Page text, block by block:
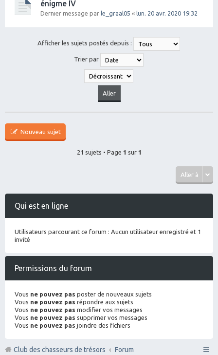
énigme IV
Dernier message par le_graal05 « lun. 20 avr. 2020 19:32
Afficher les sujets postés depuis :
Trier par
Nouveau sujet
21 sujets • Page 1 sur 1
Aller à
Qui est en ligne
Utilisateurs parcourant ce forum : Aucun utilisateur enregistré et 1
invité
Permissions du forum
Vous ne pouvez pas poster de nouveaux sujets
Vous ne pouvez pas répondre aux sujets
Vous ne pouvez pas modifier vos messages
Vous ne pouvez pas supprimer vos messages
Vous ne pouvez pas joindre des fichiers
Club des chasseurs de trésors Forum